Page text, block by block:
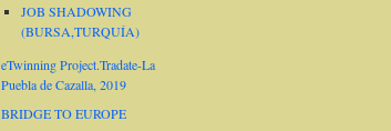
JOB SHADOWING
(BURSA,TURQUÍA)
eTwinning Project.Tradate-La
Puebla de Cazalla, 2019
BRIDGE TO EUROPE